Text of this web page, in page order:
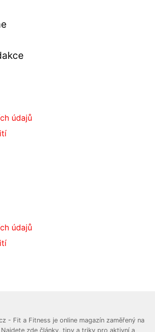
údajů
údajů
- Fit a Fitness je online magazín zaměřený na
zde články, tipy a triky pro aktivní a